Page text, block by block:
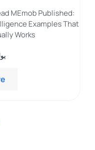
MEmob Published:
Examples That
Works...